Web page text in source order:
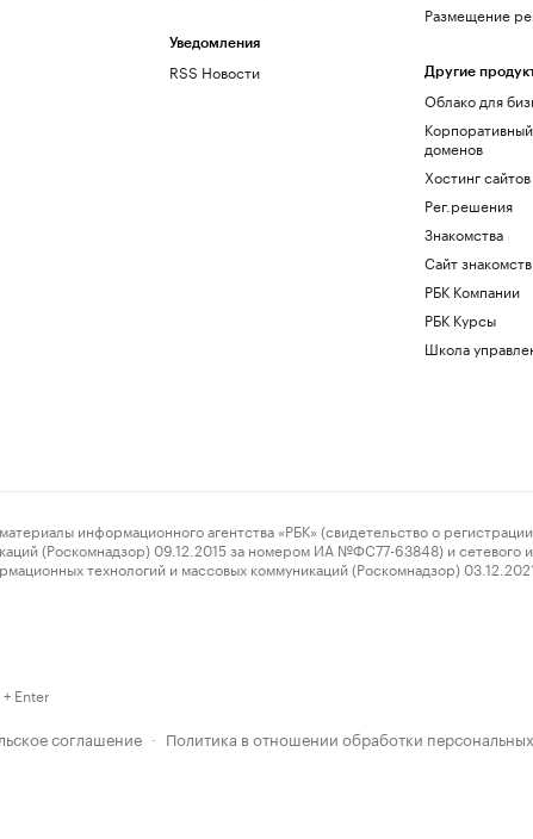
Уведомления
RSS Новости
Размещение
Другие
Облако для
доменов
Хостинг сайтов
Рег.решения
Знакомства
Сайт
РБК Компании
РБК Курсы
Школа
информационного агентства «РБК» (свидетельство о
(Роскомнадзор) 09.12.2015 за номером ИА №ФС77-63848) и сетевого
технологий и массовых коммуникаций (Роскомнадзор)
Enter
соглашение · Политика в отношении обработки